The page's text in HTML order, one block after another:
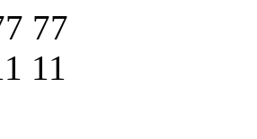
77
11